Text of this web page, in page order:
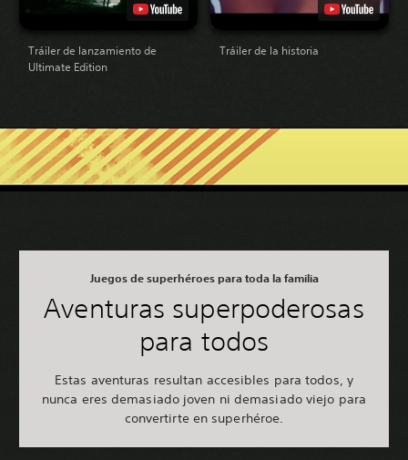
Tráiler de lanzamiento de
Ultimate Edition
Tráiler de la historia
Juegos de superhéroes para toda la familia
Aventuras superpoderosas
para todos
Estas aventuras resultan accesibles para todos, y
nunca eres demasiado joven ni demasiado viejo para
convertirte en superhéroe.